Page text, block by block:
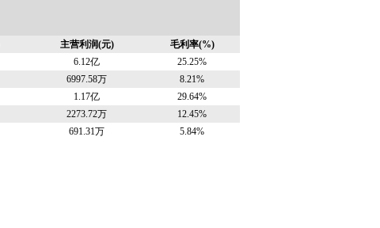
主营利润(元)
毛利率(%)
6.12亿
25.25%
6997.58万
8.21%
1.17亿
29.64%
2273.72万
12.45%
691.31万 5.84%